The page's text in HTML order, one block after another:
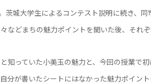
茨城大学生によるコンテスト説明に続き、
などまちの魅力ポイントを聞いた後、それ
知っていた小美玉の魅力と、今回の授業で
分が書いたシートにはなかった魅力ポイン